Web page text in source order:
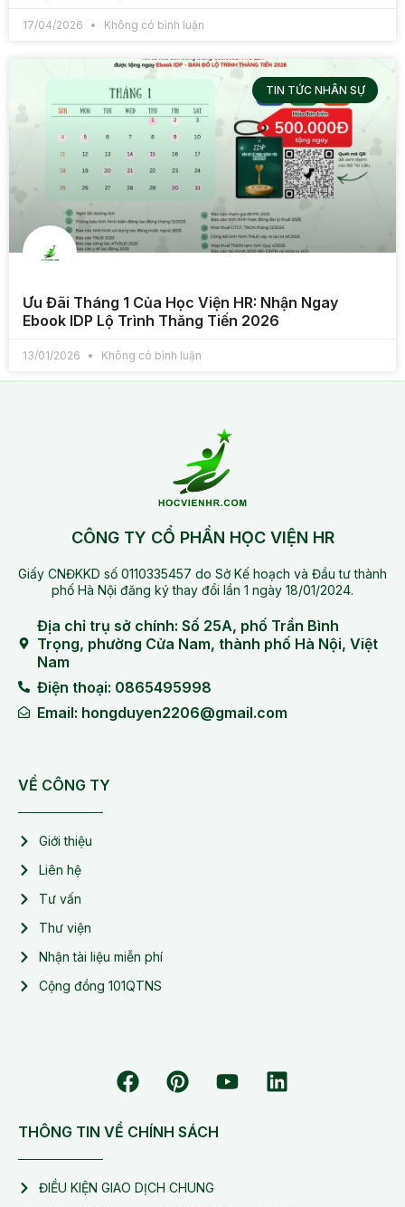
17/04/2026 Không có bình luận
TIN TỨC NHÂN SỰ
Ưu Đãi Tháng 1 Của Học Viện HR: Nhận Ngay
Ebook IDP Lộ Trình Thăng Tiến 2026
13/01/2026 Không có bình luận
CÔNG TY CỔ PHẦN HỌC VIỆN HR
Giấy CNĐKKD số 0110335457 do Sở Kế hoạch và Đầu tư thành
phố Hà Nội đăng ký thay đổi lần 1 ngày 18/01/2024.
Địa chỉ trụ sở chính: Số 25A, phố Trần Bình
Trọng, phường Cửa Nam, thành phố Hà Nội, Việt
Nam
Điện thoại: 0865495998
Email: hongduyen2206@gmail.com
VỀ CÔNG TY
Giới thiệu
Liên hệ
Tư vấn
Thư viện
Nhận tài liệu miễn phí
Cộng đồng 101QTNS
THÔNG TIN VỀ CHÍNH SÁCH
ĐIỀU KIỆN GIAO DỊCH CHUNG